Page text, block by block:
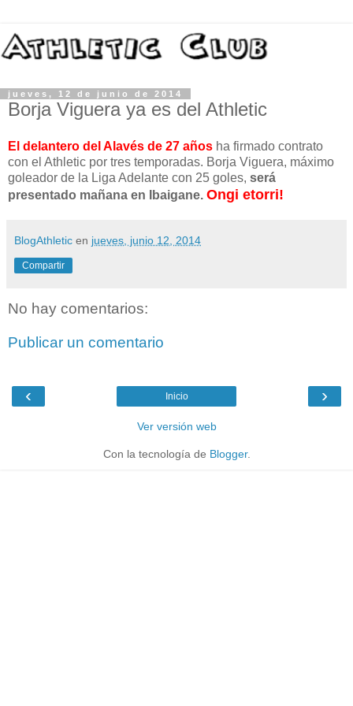
jueves, 12 de junio de 2014
Borja Viguera ya es del Athletic
El delantero del Alavés de 27 años ha firmado contrato
con el Athletic por tres temporadas. Borja Viguera, máximo
goleador de la Liga Adelante con 25 goles, será
presentado mañana en Ibaigane. Ongi etorri!
BlogAthletic en jueves, junio 12, 2014
Compartir
No hay comentarios:
Publicar un comentario
‹ ›
Inicio
Ver versión web
Con la tecnología de Blogger.